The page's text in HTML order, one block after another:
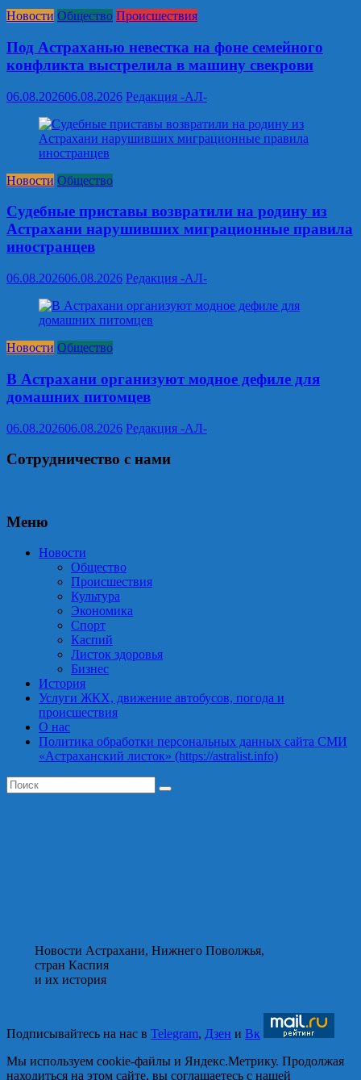
Новости Общество Происшествия
Под Астраханью невестка на фоне семейного
конфликта выстрелила в машину свекрови
06.08.202606.08.2026 Редакция -АЛ-
Новости Общество
Судебные приставы возвратили на родину из
Астрахани нарушивших миграционные правила
иностранцев
06.08.202606.08.2026 Редакция -АЛ-
Новости Общество
В Астрахани организуют модное дефиле для
домашних питомцев
06.08.202606.08.2026 Редакция -АЛ-
Сотрудничество с нами
Меню
Новости
Общество
Происшествия
Культура
Экономика
Спорт
Каспий
Листок здоровья
Бизнес
История
Услуги ЖКХ, движение автобусов, погода и
происшествия
О нас
Политика обработки персональных данных сайта СМИ
«Астраханский листок» (https://astralist.info)
Новости Астрахани, Нижнего Поволжья,
стран Каспия
и их история
Подписывайтесь на нас в Telegram, Дзен и Вк
Мы используем cookie-файлы и Яндекс.Метрику. Продолжая
находиться на этом сайте, вы соглашаетесь с нашей